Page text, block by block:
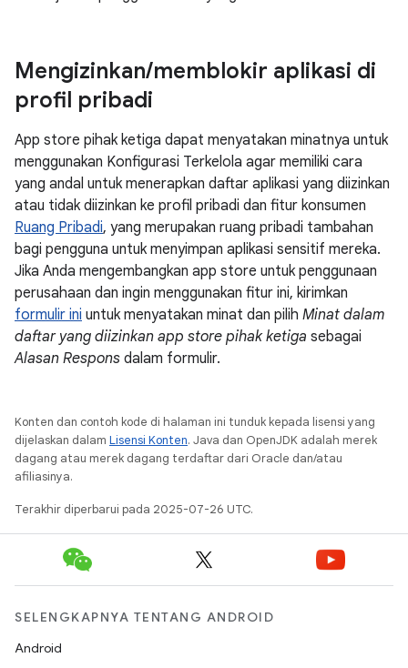
Mengizinkan/memblokir aplikasi di
profil pribadi
App store pihak ketiga dapat menyatakan minatnya untuk
menggunakan Konfigurasi Terkelola agar memiliki cara
yang andal untuk menerapkan daftar aplikasi yang diizinkan
atau tidak diizinkan ke profil pribadi dan fitur konsumen
Ruang Pribadi, yang merupakan ruang pribadi tambahan
bagi pengguna untuk menyimpan aplikasi sensitif mereka.
Jika Anda mengembangkan app store untuk penggunaan
perusahaan dan ingin menggunakan fitur ini, kirimkan
formulir ini untuk menyatakan minat dan pilih Minat dalam
daftar yang diizinkan app store pihak ketiga sebagai
Alasan Respons dalam formulir.
Konten dan contoh kode di halaman ini tunduk kepada lisensi yang
dijelaskan dalam Lisensi Konten. Java dan OpenJDK adalah merek
dagang atau merek dagang terdaftar dari Oracle dan/atau
afiliasinya.
Terakhir diperbarui pada 2025-07-26 UTC.
SELENGKAPNYA TENTANG ANDROID
Android